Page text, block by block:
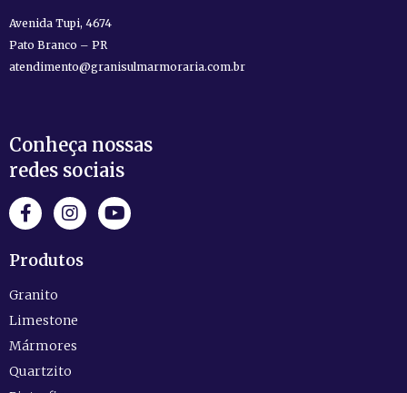
Avenida Tupi, 4674
Pato Branco – PR
atendimento@granisulmarmoraria.com.br
Conheça nossas
redes sociais
Produtos
Granito
Limestone
Mármores
Quartzito